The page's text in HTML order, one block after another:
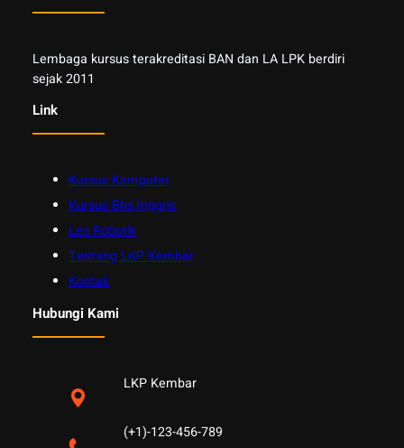
Lembaga kursus terakreditasi BAN dan LA LPK berdiri
sejak 2011
Link
Kursus Komputer
Kursus Bhs Inggris
Les Robotik
Tentang LKP Kembar
Kontak
Hubungi Kami
LKP Kembar
(+1)-123-456-789